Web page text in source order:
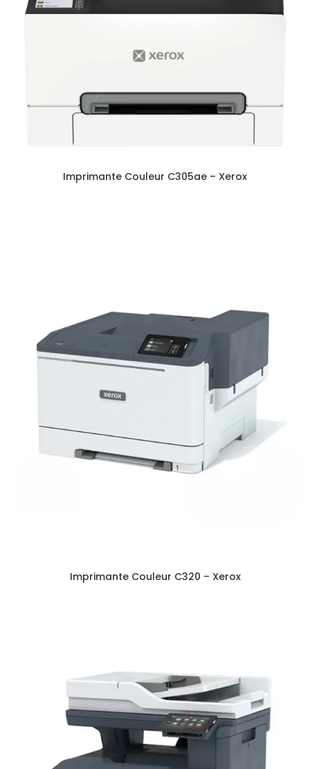
Imprimante Couleur C305ae – Xerox
Imprimante Couleur C320 – Xerox